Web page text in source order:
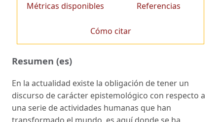
Métricas disponibles Referencias
Cómo citar
Resumen (es)
En la actualidad existe la obligación de tener un
discurso de carácter epistemológico con respecto a
una serie de actividades humanas que han